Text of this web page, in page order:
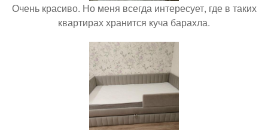
Очень красиво. Но меня всегда интересует, где в таких
квартирах хранится куча барахла.